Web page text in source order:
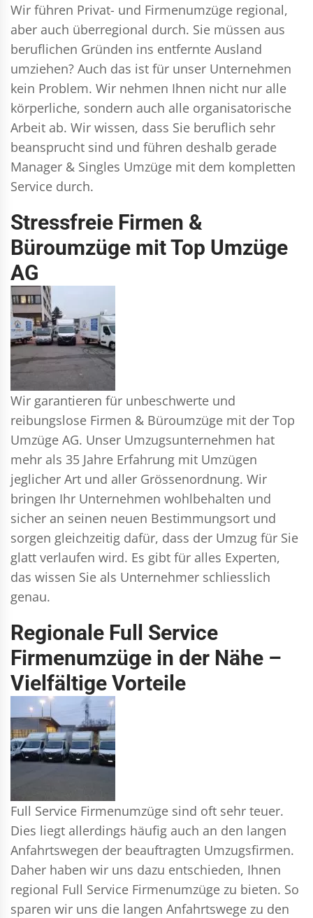
Wir führen Privat- und Firmenumzüge regional,
aber auch überregional durch. Sie müssen aus
beruflichen Gründen ins entfernte Ausland
umziehen? Auch das ist für unser Unternehmen
kein Problem. Wir nehmen Ihnen nicht nur alle
körperliche, sondern auch alle organisatorische
Arbeit ab. Wir wissen, dass Sie beruflich sehr
beansprucht sind und führen deshalb gerade
Manager & Singles Umzüge mit dem kompletten
Service durch.
Stressfreie Firmen &
Büroumzüge mit Top Umzüge
AG
Wir garantieren für unbeschwerte und
reibungslose Firmen & Büroumzüge mit der Top
Umzüge AG. Unser Umzugsunternehmen hat
mehr als 35 Jahre Erfahrung mit Umzügen
jeglicher Art und aller Grössenordnung. Wir
bringen Ihr Unternehmen wohlbehalten und
sicher an seinen neuen Bestimmungsort und
sorgen gleichzeitig dafür, dass der Umzug für Sie
glatt verlaufen wird. Es gibt für alles Experten,
das wissen Sie als Unternehmer schliesslich
genau.
Regionale Full Service
Firmenumzüge in der Nähe –
Vielfältige Vorteile
Full Service Firmenumzüge sind oft sehr teuer.
Dies liegt allerdings häufig auch an den langen
Anfahrtswegen der beauftragten Umzugsfirmen.
Daher haben wir uns dazu entschieden, Ihnen
regional Full Service Firmenumzüge zu bieten. So
sparen wir uns die langen Anfahrtswege zu den